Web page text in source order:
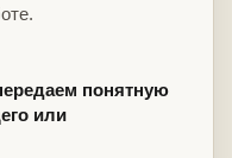
понятную
или